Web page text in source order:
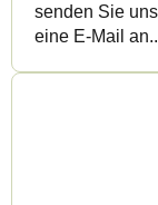
senden Sie
eine E-Mail